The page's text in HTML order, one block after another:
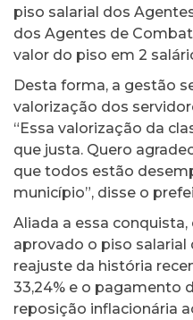
piso salarial dos
dos Agentes de
valor do piso em 2
Desta forma, a gestão
valorização dos
“Essa valorização da
que justa. Quero
que todos estão
município”, disse o
Aliada a essa
aprovado o piso
reajuste da história
33,24% e o pagamento
reposição inflacionária